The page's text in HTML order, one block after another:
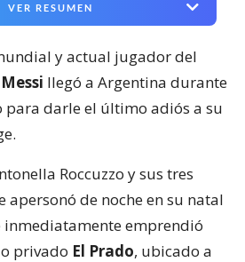
VER RESUMEN
y actual jugador del
llegó a Argentina durante
para darle el último adiós a su
Roccuzzo y sus tres
apersonó de noche en su natal
inmediatamente emprendió
privado El Prado, ubicado a